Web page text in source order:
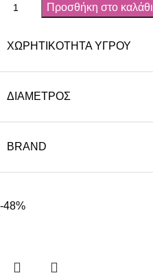
Προσθήκη στο καλάθι
ΧΩΡΗΤΙΚΌΤΗΤΑ ΥΓΡΟΎ
ΔΙΆΜΕΤΡΟΣ
BRAND
-48%